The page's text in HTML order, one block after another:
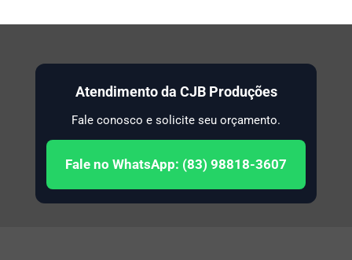
Atendimento da CJB Produções
Fale conosco e solicite seu orçamento.
Fale no WhatsApp: (83) 98818-3607